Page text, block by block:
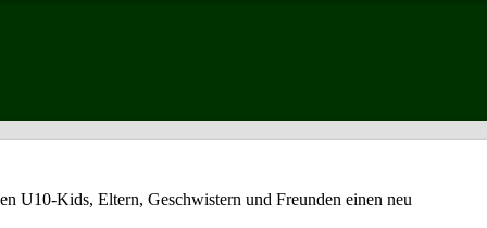
U10-Kids, Eltern, Geschwistern und Freunden einen neu